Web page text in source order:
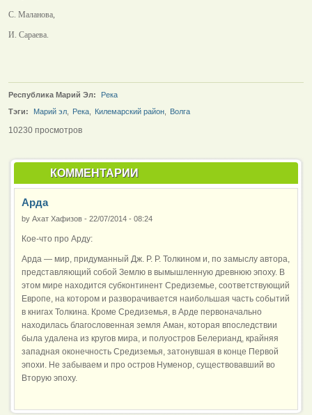
С. Маланова,
И. Сараева.
Республика Марий Эл:
Река
Тэги:
Марий эл Река Килемарский район Волга
10230 просмотров
КОММЕНТАРИИ
Арда
by Ахат Хафизов - 22/07/2014 - 08:24
Кое-что про Арду:
Арда — мир, придуманный Дж. Р. Р. Толкином и, по замыслу автора,
представляющий собой Землю в вымышленную древнюю эпоху. В
этом мире находится субконтинент Средиземье, соответствующий
Европе, на котором и разворачивается наибольшая часть событий
в книгах Толкина. Кроме Средиземья, в Арде первоначально
находилась благословенная земля Аман, которая впоследствии
была удалена из кругов мира, и полуостров Белерианд, крайняя
западная оконечность Средиземья, затонувшая в конце Первой
эпохи. Не забываем и про остров Нуменор, существовавший во
Вторую эпоху.